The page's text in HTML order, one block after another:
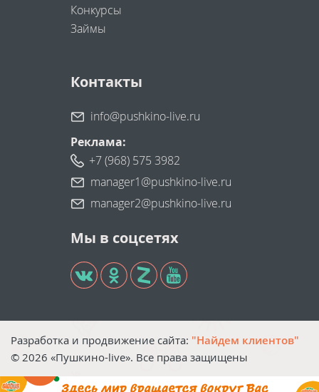
Конкурсы
Займы
Контакты
info@pushkino-live.ru
Реклама:
+7 (968) 575 3982
manager1@pushkino-live.ru
manager2@pushkino-live.ru
Мы в соцсетях
Разработка и продвижение сайта: "Найдем клиентов"
© 2026 «Пушкино-live». Все права защищены